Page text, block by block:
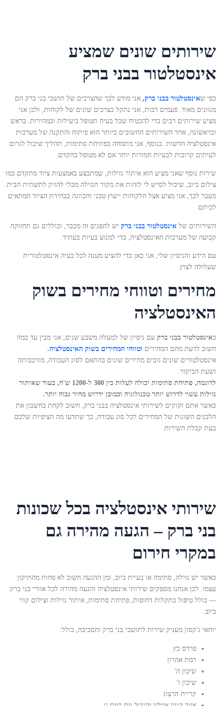
שירותים שונים שמציע
אינסטלטור בבני ברק
כפי שאינסטלטור בבני ברק, אני מודע לכך שהצרכים של תושבי בני ברק הם
מגוונים מאוד. פעמים רבות, אני נתקל בצרכים שונים של לקוחות, ולכן אני
מציע שירותים רבים כדי להבטיח שכל בעיה תטופל ביעילות ובמהירות. בראש
ובראשונה, אחד השירותים החשובים ביותר הוא פיתוח והתקנה של מערכות
אינסטלציה חדשות. בנוסף, אני מתמחה בפתיחת סתימות, תהליך שיכול לגרום
לעיתים קרובות לבעיות חמורות יותר אם לא מטופל בהקדם.
שירות נוסף שאני מציע הוא איתור נזילות, שמתבצע באמצעות ציוד מתקדם כמו
צילום ביוב, שיכול לסייע לי לזהות את מקור הנזילה מבלי להזיק לתשתית הבית.
מעבר לכך, אני מציע אצל הלקוחות ייעוץ טכני והכוונה בבחירת הציוד המתאים
לביתם.
השירותים של אינסטלטור בבני ברק יש להפנים זה מכבר, וכוללים גם תחזוקה
קבועה של מערכות האינסטלציה, כדי למנוע בעיות בעתיד.
עם הידע והניסיון שלי, אני כאן כדי להציע מענה לכל בעיה אינסטלטורית
שעלולה לצוץ.
מחירים וטווחי מחירים בשוק
האינסטלציה
כאינסטלטור בבני ברק עם ניסיון של למעלה משבע שנים, אני מבין עד כמה
חשוב לדעת מהם המחירים וטווחי המחירים בשוק האינסטלציה.
אינסטלטורים שונים גובים מחירים שונים בהתאם לסוג העבודה, מורכבותה
ושעת הביקור.
לדוגמה, פתיחת סתימות יכולה לעלות בין 300 ל-1200 ש'ח, בעוד שאיתור
נזילות עשוי לדרוש יותר טכנולוגיה וכמובן ידרוש מחיר גבוה יותר.
כאשר אתם זקוקים לשירותי אינסטלציה בבני ברק, חשוב לקחת בחשבון את
הלבנים השונות של המחירים לכל סוג עבודה, כך שתדעו מה הציפיות שלכם
בעת קבלת השירות.
שירותי אינסטלציה בכל שכונות
בני ברק – הגעה מהירה גם
במקרי חירום
כאשר יש נזילה, סתימה או בעיית ביוב, זמן ההגעה חשוב לא פחות מהתיקון
עצמו. לכן אנחנו מספקים שירותי אינסטלציה והגעה מהירה לכל אזורי בני ברק
— כולל טיפול בתקלות דחופות, פתיחת סתימות, איתור נזילות וצילום קווי
ביוב.
יוחאי ג'קסון מעניק שירות לתושבי בני ברק והסביבה, כולל:
פרדס כץ
רמת אהרון
שיכון ה'
שיכון ו'
קריית הרצוג